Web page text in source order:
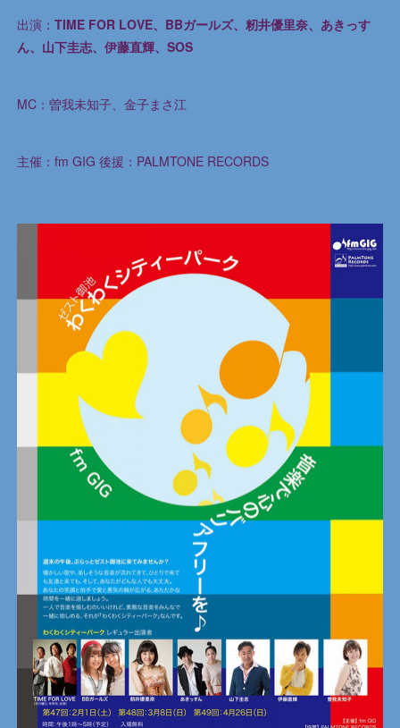
出演： TIME FOR LOVE、BBガールズ、籾井優里奈、あきっす
ん、山下圭志、伊藤直輝、SOS
MC：曽我未知子、金子まさ江
主催：fm GIG 後援：PALMTONE RECORDS